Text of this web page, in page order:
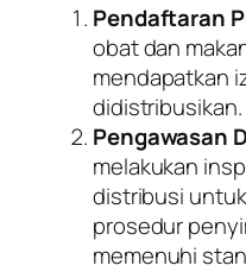
Pendaftaran
obat dan
mendapatkan
didistribusikan.
Pengawasan
melakukan
distribusi
prosedur
memenuhi